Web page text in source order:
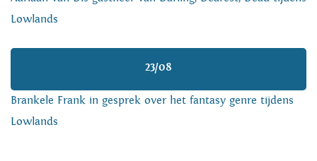
Lowlands
23/08
Brankele Frank in gesprek over het fantasy genre tijdens
Lowlands